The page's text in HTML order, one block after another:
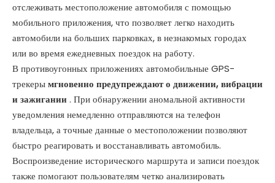
отслеживать местоположение автомобиля с помощью
мобильного приложения, что позволяет легко находить
автомобили на больших парковках, в незнакомых городах
или во время ежедневных поездок на работу.
В противоугонных приложениях автомобильные GPS-
трекерымгновенно предупреждают о движении, вибрации
и зажигании. При обнаружении аномальной активности
уведомления немедленно отправляются на телефон
владельца, а точные данные о местоположении позволяют
быстро реагировать и восстанавливать автомобиль.
Воспроизведение исторического маршрута и записи поездок
также помогают пользователям четко анализировать